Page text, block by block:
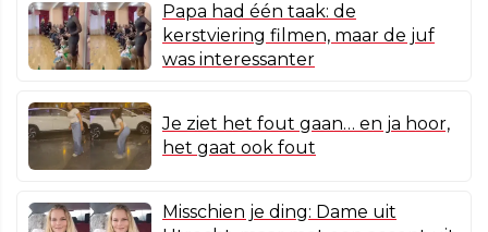
Papa had één taak: de
kerstviering filmen, maar de juf
was interessanter
Je ziet het fout gaan… en ja hoor,
het gaat ook fout
Misschien je ding: Dame uit